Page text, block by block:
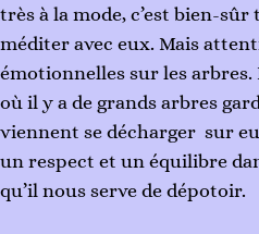
très à la mode, c’est bien-
méditer avec eux. Mais
émotionnelles sur les arbres.
où il y a de grands arbres
viennent se décharger  sur
un respect et un équilibre
qu’il nous serve de dépotoir.